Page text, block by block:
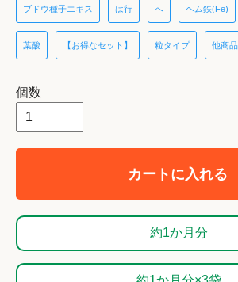
ブドウ種子エキス は行 へ ヘム鉄(Fe)
葉酸 【お得なセット】 粒タイプ 他商
個数
カートに入れる
約1か月分